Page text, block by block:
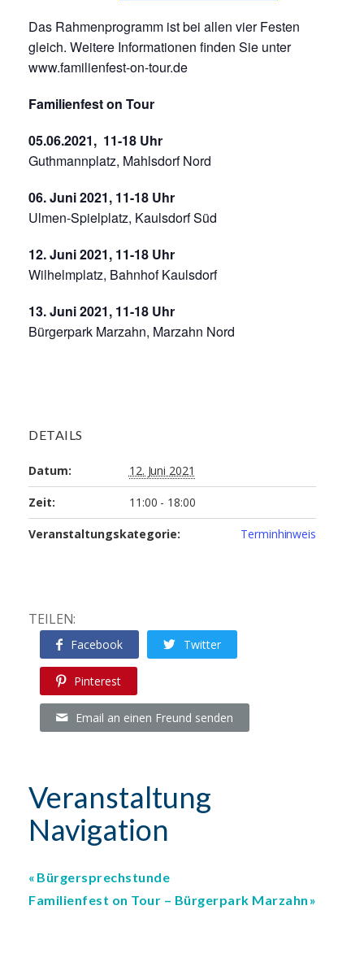
Das Rahmenprogramm ist bei allen vier Festen
gleich. Weitere Informationen finden Sie unter
www.familienfest-on-tour.de
Familienfest on Tour
05.06.2021, 11-18 Uhr
Guthmannplatz, Mahlsdorf Nord
06. Juni 2021, 11-18 Uhr
Ulmen-Spielplatz, Kaulsdorf Süd
12. Juni 2021, 11-18 Uhr
Wilhelmplatz, Bahnhof Kaulsdorf
13. Juni 2021, 11-18 Uhr
Bürgerpark Marzahn, Marzahn Nord
DETAILS
Datum: 12. Juni 2021
Zeit: 11:00 - 18:00
Veranstaltungskategorie: Terminhinweis
TEILEN:
Facebook Twitter
Pinterest
Email an einen Freund senden
Veranstaltung
Navigation
Bürgersprechstunde
Familienfest on Tour – Bürgerpark Marzahn